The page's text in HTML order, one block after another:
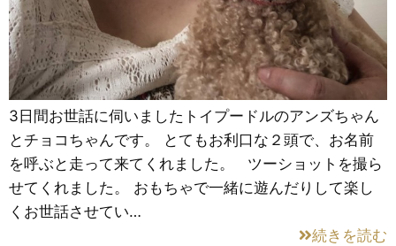
3日間お世話に伺いましたトイプードルのアンズちゃん
とチョコちゃんです。 とてもお利口な２頭で、お名前
を呼ぶと走って来てくれました。 ツーショットを撮ら
せてくれました。 おもちゃで一緒に遊んだりして楽し
くお世話させてい…
続きを読む